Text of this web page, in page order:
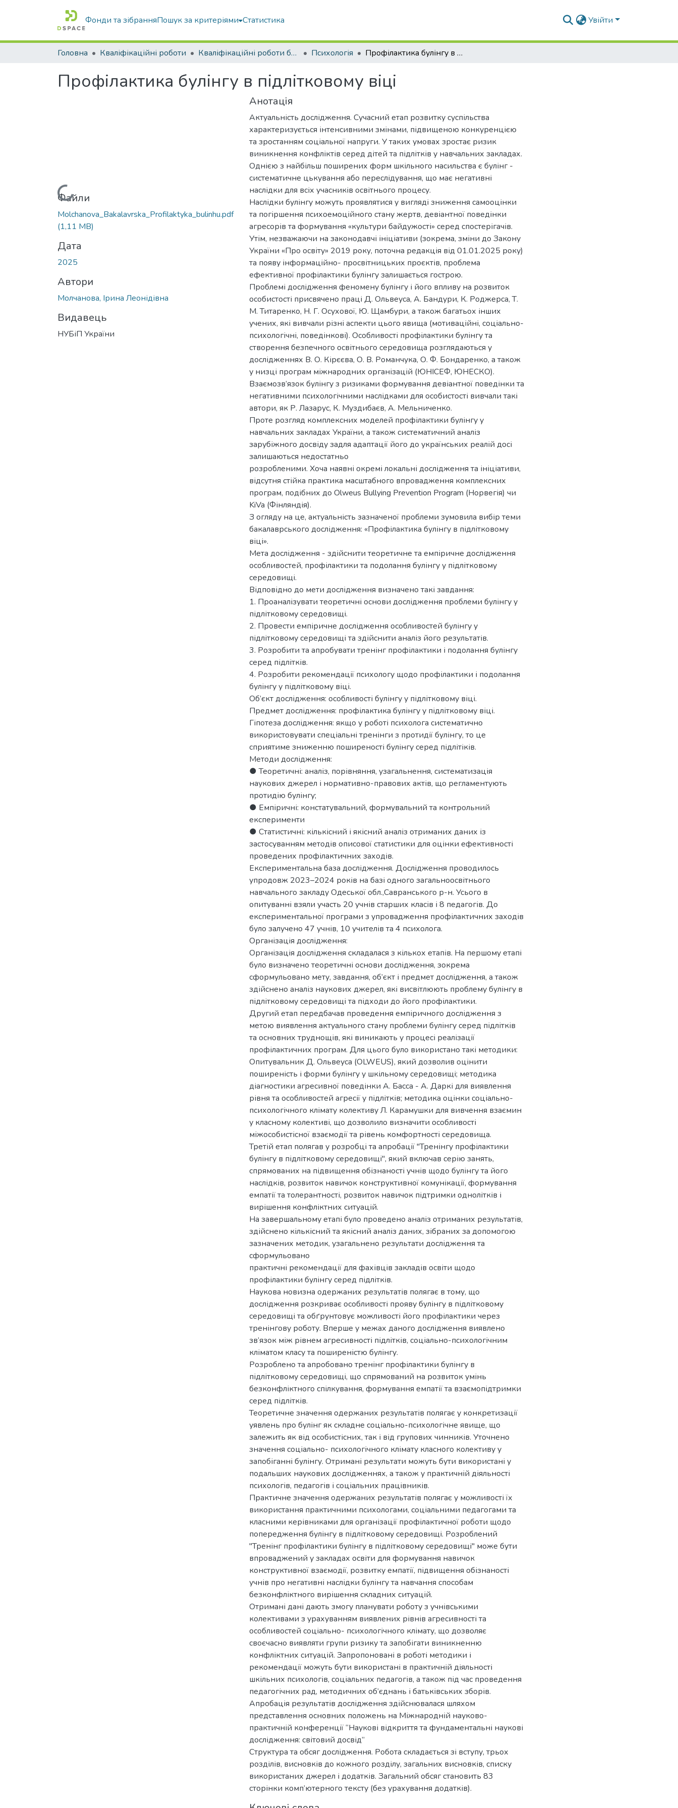
Фонди та зібранняПошук за критеріями Статистика Увійти
Головна Кваліфікаційні роботи Кваліфікаційні роботи бакалаврів Психологія Профілактика булінгу в підлітковому віці
Профілактика булінгу в підлітковому віці
Вантажиться...
Файли
Molchanova_Bakalavrska_Profilaktyka_bulinhu.pdf
(1,11 MB)
Дата
2025
Автори
Молчанова, Ірина Леонідівна
Видавець
НУБіП України
Анотація
Актуальність дослідження. Сучасний етап розвитку суспільства
характеризується інтенсивними змінами, підвищеною конкуренцією
та зростанням соціальної напруги. У таких умовах зростає ризик
виникнення конфліктів серед дітей та підлітків у навчальних закладах.
Однією з найбільш поширених форм шкільного насильства є булінг -
систематичне цькування або переслідування, що має негативні
наслідки для всіх учасників освітнього процесу.
Наслідки булінгу можуть проявлятися у вигляді зниження самооцінки
та погіршення психоемоційного стану жертв, девіантної поведінки
агресорів та формування «культури байдужості» серед спостерігачів.
Утім, незважаючи на законодавчі ініціативи (зокрема, зміни до Закону
України «Про освіту» 2019 року, поточна редакція від 01.01.2025 року)
та появу інформаційно- просвітницьких проєктів, проблема
ефективної профілактики булінгу залишається гострою.
Проблемі дослідження феномену булінгу і його впливу на розвиток
особистості присвячено праці Д. Ольвеуса, А. Бандури, К. Роджерса, Т.
М. Титаренко, Н. Г. Осухової, Ю. Щамбури, а також багатьох інших
учених, які вивчали різні аспекти цього явища (мотиваційні, соціально-
психологічні, поведінкові). Особливості профілактики булінгу та
створення безпечного освітнього середовища розглядаються у
дослідженнях В. О. Кірєєва, О. В. Романчука, О. Ф. Бондаренко, а також
у низці програм міжнародних організацій (ЮНІСЕФ, ЮНЕСКО).
Взаємозв’язок булінгу з ризиками формування девіантної поведінки та
негативними психологічними наслідками для особистості вивчали такі
автори, як Р. Лазарус, К. Муздибаєв, А. Мельниченко.
Проте розгляд комплексних моделей профілактики булінгу у
навчальних закладах України, а також систематичний аналіз
зарубіжного досвіду задля адаптації його до українських реалій досі
залишаються недостатньо
розробленими. Хоча наявні окремі локальні дослідження та ініціативи,
відсутня стійка практика масштабного впровадження комплексних
програм, подібних до Olweus Bullying Prevention Program (Норвегія) чи
KiVa (Фінляндія).
З огляду на це, актуальність зазначеної проблеми зумовила вибір теми
бакалаврського дослідження: «Профілактика булінгу в підлітковому
віці».
Мета дослідження - здійснити теоретичне та емпіричне дослідження
особливостей, профілактики та подолання булінгу у підлітковому
середовищі.
Відповідно до мети дослідження визначено такі завдання:
1. Проаналізувати теоретичні основи дослідження проблеми булінгу у
підлітковому середовищі.
2. Провести емпіричне дослідження особливостей булінгу у
підлітковому середовищі та здійснити аналіз його результатів.
3. Розробити та апробувати тренінг профілактики і подолання булінгу
серед підлітків.
4. Розробити рекомендації психологу щодо профілактики і подолання
булінгу у підлітковому віці.
Об’єкт дослідження: особливості булінгу у підлітковому віці.
Предмет дослідження: профілактика булінгу у підлітковому віці.
Гіпотеза дослідження: якщо у роботі психолога систематично
використовувати спеціальні тренінги з протидії булінгу, то це
сприятиме зниженню поширеності булінгу серед підлітіків.
Методи дослідження:
● Теоретичні: аналіз, порівняння, узагальнення, систематизація
наукових джерел і нормативно-правових актів, що регламентують
протидію булінгу;
● Емпіричні: констатувальний, формувальний та контрольний
експерименти
● Статистичні: кількісний і якісний аналіз отриманих даних із
застосуванням методів описової статистики для оцінки ефективності
проведених профілактичних заходів.
Експериментальна база дослідження. Дослідження проводилось
упродовж 2023–2024 років на базі одного загальноосвітнього
навчального закладу Одеської обл.,Савранського р-н. Усього в
опитуванні взяли участь 20 учнів старших класів і 8 педагогів. До
експериментальної програми з упровадження профілактичних заходів
було залучено 47 учнів, 10 учителів та 4 психолога.
Організація дослідження:
Організація дослідження складалася з кількох етапів. На першому етапі
було визначено теоретичні основи дослідження, зокрема
сформульовано мету, завдання, об’єкт і предмет дослідження, а також
здійснено аналіз наукових джерел, які висвітлюють проблему булінгу в
підлітковому середовищі та підходи до його профілактики.
Другий етап передбачав проведення емпіричного дослідження з
метою виявлення актуального стану проблеми булінгу серед підлітків
та основних труднощів, які виникають у процесі реалізації
профілактичних програм. Для цього було використано такі методики:
Опитувальник Д. Ольвеуса (OLWEUS), який дозволив оцінити
поширеність і форми булінгу у шкільному середовищі; методика
діагностики агресивної поведінки А. Басса - А. Даркі для виявлення
рівня та особливостей агресії у підлітків; методика оцінки соціально-
психологічного клімату колективу Л. Карамушки для вивчення взаємин
у класному колективі, що дозволило визначити особливості
міжособистісної взаємодії та рівень комфортності середовища.
Третій етап полягав у розробці та апробації "Тренінгу профілактики
булінгу в підлітковому середовищі", який включав серію занять,
спрямованих на підвищення обізнаності учнів щодо булінгу та його
наслідків, розвиток навичок конструктивної комунікації, формування
емпатії та толерантності, розвиток навичок підтримки однолітків і
вирішення конфліктних ситуацій.
На завершальному етапі було проведено аналіз отриманих результатів,
здійснено кількісний та якісний аналіз даних, зібраних за допомогою
зазначених методик, узагальнено результати дослідження та
сформульовано
практичні рекомендації для фахівців закладів освіти щодо
профілактики булінгу серед підлітків.
Наукова новизна одержаних результатів полягає в тому, що
дослідження розкриває особливості прояву булінгу в підлітковому
середовищі та обґрунтовує можливості його профілактики через
тренінгову роботу. Вперше у межах даного дослідження виявлено
зв’язок між рівнем агресивності підлітків, соціально-психологічним
кліматом класу та поширеністю булінгу.
Розроблено та апробовано тренінг профілактики булінгу в
підлітковому середовищі, що спрямований на розвиток умінь
безконфліктного спілкування, формування емпатії та взаємопідтримки
серед підлітків.
Теоретичне значення одержаних результатів полягає у конкретизації
уявлень про булінг як складне соціально-психологічне явище, що
залежить як від особистісних, так і від групових чинників. Уточнено
значення соціально- психологічного клімату класного колективу у
запобіганні булінгу. Отримані результати можуть бути використані у
подальших наукових дослідженнях, а також у практичній діяльності
психологів, педагогів і соціальних працівників.
Практичне значення одержаних результатів полягає у можливості їх
використання практичними психологами, соціальними педагогами та
класними керівниками для організації профілактичної роботи щодо
попередження булінгу в підлітковому середовищі. Розроблений
"Тренінг профілактики булінгу в підлітковому середовищі" може бути
впроваджений у закладах освіти для формування навичок
конструктивної взаємодії, розвитку емпатії, підвищення обізнаності
учнів про негативні наслідки булінгу та навчання способам
безконфліктного вирішення складних ситуацій.
Отримані дані дають змогу планувати роботу з учнівськими
колективами з урахуванням виявлених рівнів агресивності та
особливостей соціально- психологічного клімату, що дозволяє
своєчасно виявляти групи ризику та запобігати виникненню
конфліктних ситуацій. Запропоновані в роботі методики і
рекомендації можуть бути використані в практичній діяльності
шкільних психологів, соціальних педагогів, а також під час проведення
педагогічних рад, методичних об’єднань і батьківських зборів.
Апробація результатів дослідження здійснювалася шляхом
представлення основних положень на Міжнародній науково-
практичній конференції “Наукові відкриття та фундаментальні наукові
дослідження: світовий досвід”
Структура та обсяг дослідження. Робота складається зі вступу, трьох
розділів, висновків до кожного розділу, загальних висновків, списку
використаних джерел і додатків. Загальний обсяг становить 83
сторінки комп’ютерного тексту (без урахування додатків).